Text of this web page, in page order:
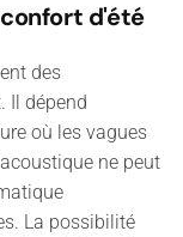
d'été
des
Il dépend
où les vagues
ne peut
La possibilité